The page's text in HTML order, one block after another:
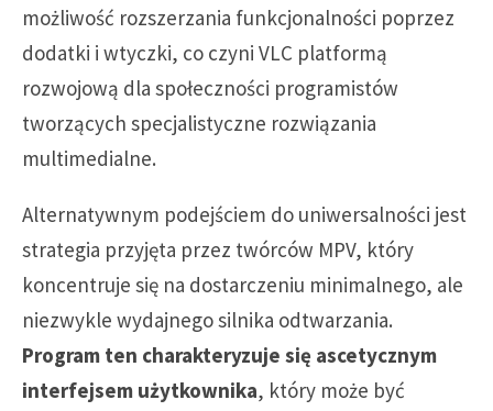
możliwość rozszerzania funkcjonalności poprzez
dodatki i wtyczki, co czyni VLC platformą
rozwojową dla społeczności programistów
tworzących specjalistyczne rozwiązania
multimedialne.
Alternatywnym podejściem do uniwersalności jest
strategia przyjęta przez twórców MPV, który
koncentruje się na dostarczeniu minimalnego, ale
niezwykle wydajnego silnika odtwarzania.
Program ten charakteryzuje się ascetycznym
interfejsem użytkownika, który może być